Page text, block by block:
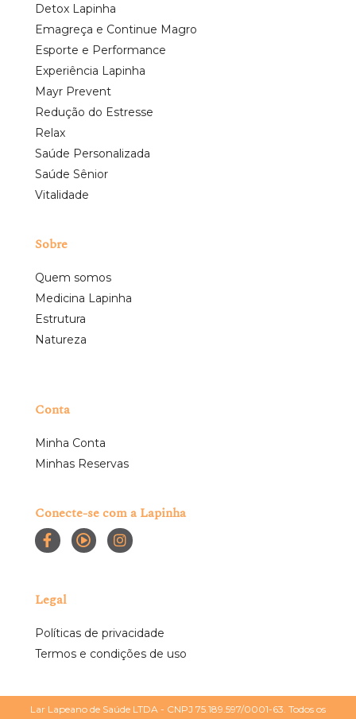
Detox Lapinha
Emagreça e Continue Magro
Esporte e Performance
Experiência Lapinha
Mayr Prevent
Redução do Estresse
Relax
Saúde Personalizada
Saúde Sênior
Vitalidade
Sobre
Quem somos
Medicina Lapinha
Estrutura
Natureza
Conta
Minha Conta
Minhas Reservas
Conecte-se com a Lapinha
Legal
Políticas de privacidade
Termos e condições de uso
Lar Lapeano de Saúde LTDA - CNPJ 75.189.597/0001-63. Todos os